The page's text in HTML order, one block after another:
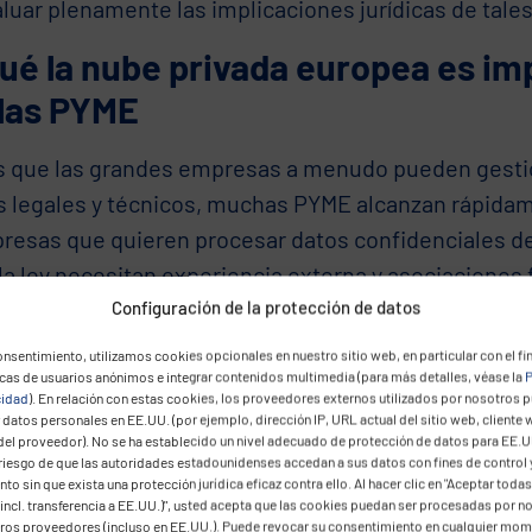
Configuración de la protección de datos
utilizamos cookies opcionales en nuestro sitio web, en particular con el
de usuarios anónimos e integrar contenidos multimedia (para más detalles, véase la
). En relación con estas cookies, los proveedores externos utilizados por nosotros
personales en EE.UU. (por ejemplo, dirección IP, URL actual del sitio web, cliente
proveedor). No se ha establecido un nivel adecuado de protección de datos para
de que las autoridades estadounidenses accedan a sus datos con fines de control
sin que exista una protección jurídica eficaz contra ello. Al hacer clic en "Aceptar
transferencia a EE.UU.)", usted acepta que las cookies puedan ser procesadas por
proveedores (incluso en EE.UU.). Puede revocar su consentimiento en cualquier
plenamente las implicaciones jurídicas de
la nube privada europea es
PYME
que las grandes empresas a menudo pueden
legales y técnicos, muchas PYME alcanzan
que quieren procesar datos confidenciales
ley necesitan experiencia externa y asociaciones
cuando tratan con proveedores de
contractuales opacas.
análisis reciente de McKinsey, el 95% de las
tangibles en el uso de la nube. Sin embargo,
beneficios aún se limitan a áreas de aplicación
materializado a mayor escala. La protección de